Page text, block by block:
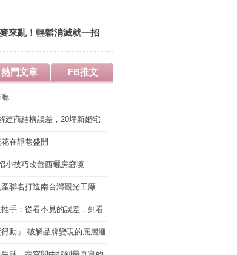
來亂！輕鬆消滅就一招
熱門文章 FB推文
建商結構誤差，20坪新婚宅
在靜巷盛開
小技巧改善西曬房窘境
聯名打造南台灣觀光工廠
手：從看不見的誤差，到看
動」 破解品牌變現的底層邏